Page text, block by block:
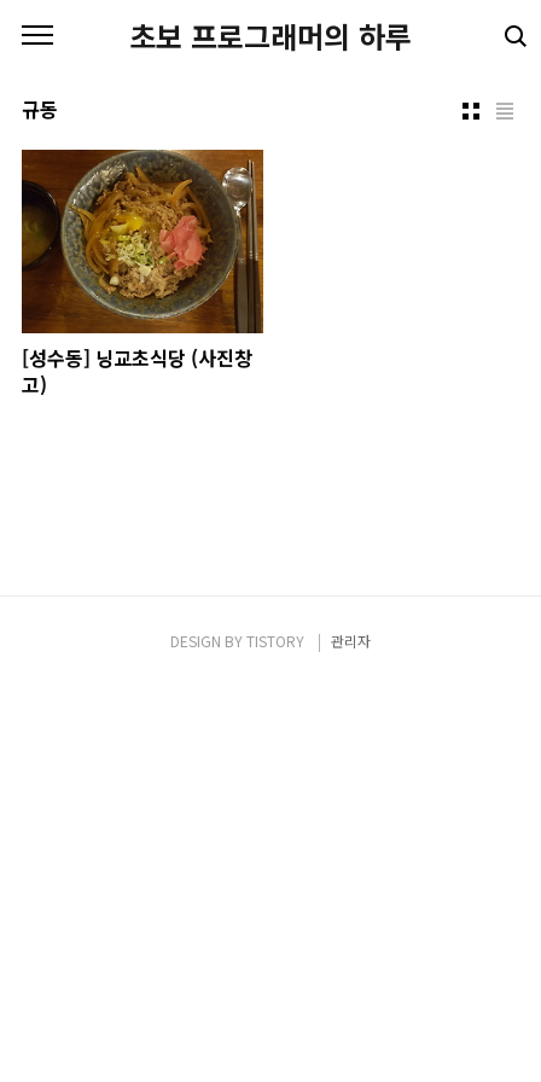
초보 프로그래머의 하루
규동
[성수동] 닝교초식당 (사진창
고)
DESIGN BYTISTORY 관리자